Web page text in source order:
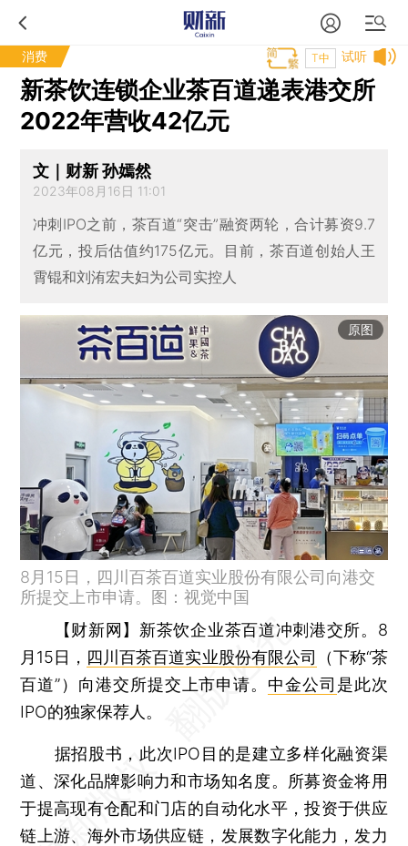
消费 试听
T中
新茶饮连锁企业茶百道递表港交所
2022年营收42亿元
文｜财新 孙嫣然
2023年08月16日 11:01
冲刺IPO之前，茶百道“突击”融资两轮，合计募资9.7
亿元，投后估值约175亿元。目前，茶百道创始人王
霄锟和刘洧宏夫妇为公司实控人
原图
8月15日，四川百茶百道实业股份有限公司向港交
所提交上市申请。图：视觉中国
【财新网】 新茶饮企业茶百道冲刺港交所。8
月15日， 四川百茶百道实业股份有限公司
（下称“茶
百道”）向港交所提交上市申请。 中金公司 是此次
IPO的独家保荐人。
据招股书，此次IPO目的是建立多样化融资渠
道、深化品牌影响力和市场知名度。所募资金将用
于提高现有仓配和门店的自动化水平，投资于供应
链上游、海外市场供应链，发展数字化能力，发力